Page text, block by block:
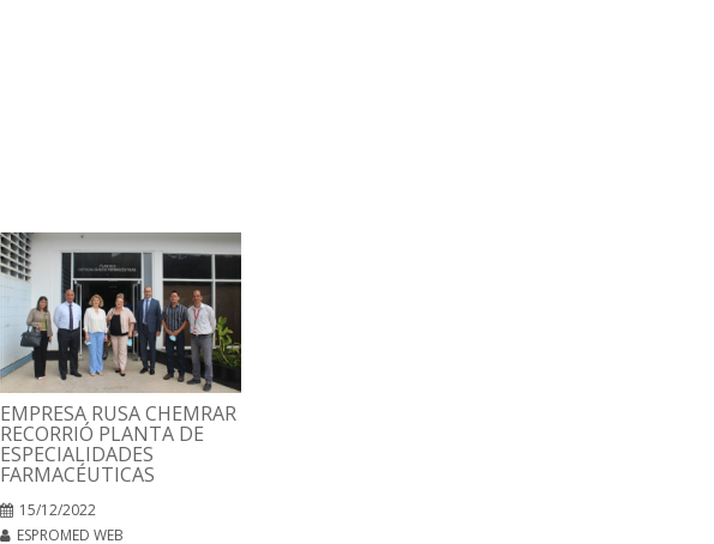
EMPRESA RUSA CHEMRAR
RECORRIÓ PLANTA DE
ESPECIALIDADES
FARMACÉUTICAS
15/12/2022
ESPROMED WEB